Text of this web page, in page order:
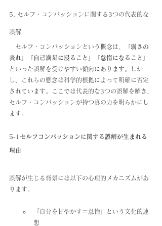
5. セルフ・コンパッションに関する3つの代表的な
誤解
セルフ・コンパッションという概念は、
「弱さの
表れ」「自己満足に浸ること」「怠惰になること」
といった誤解を受けやすい傾向にあります。しか
し、これらの懸念は科学的根拠によって明確に否定
されています。ここでは代表的な3つの誤解を解き、
セルフ・コンパッションが持つ真の力を明らかにし
ます。
5-1セルフコンパッションに関する誤解が生まれる
理由
誤解が生じる背景には以下の心理的メカニズムがあ
ります。
「自分を甘やかす＝怠惰」という文化的連
想